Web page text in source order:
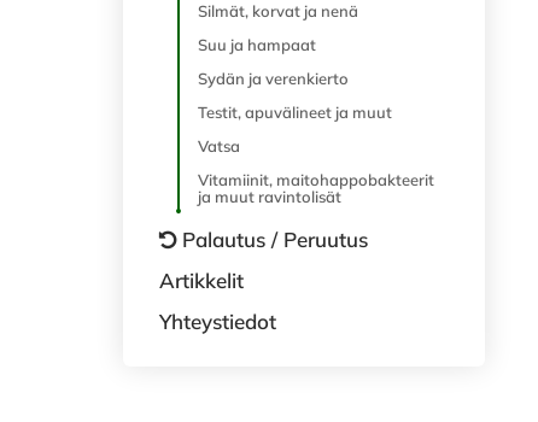
Silmät, korvat ja nenä
Suu ja hampaat
Sydän ja verenkierto
Testit, apuvälineet ja muut
Vatsa
Vitamiinit, maitohappobakteerit
ja muut ravintolisät
Palautus / Peruutus
Artikkelit
Yhteystiedot